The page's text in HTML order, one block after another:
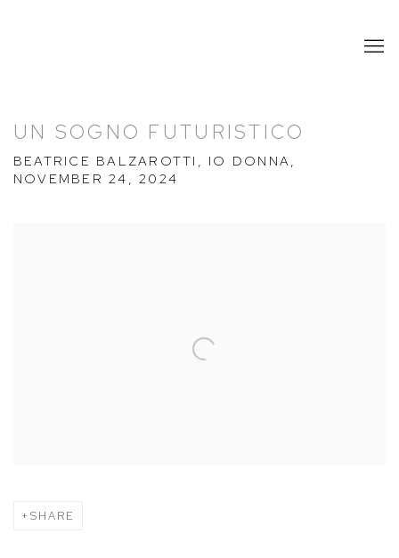
UN SOGNO FUTURISTICO
BEATRICE BALZAROTTI, IO DONNA,
NOVEMBER 24, 2024
SHARE